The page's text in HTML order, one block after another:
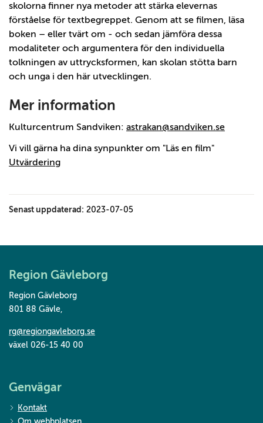
skolorna finner nya metoder att stärka elevernas
förståelse för textbegreppet. Genom att se filmen, läsa
boken – eller tvärt om - och sedan jämföra dessa
modaliteter och argumentera för den individuella
tolkningen av uttrycksformen, kan skolan stötta barn
och unga i den här utvecklingen.
Mer information
Kulturcentrum Sandviken: astrakan@sandviken.se
Vi vill gärna ha dina synpunkter om "Läs en film"
Utvärdering
Senast uppdaterad: 2023-07-05
Region Gävleborg
Region Gävleborg
801 88 Gävle,
rg@regiongavleborg.se
växel 026-15 40 00
Genvägar
Kontakt